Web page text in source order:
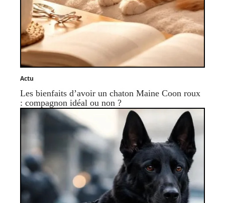
Actu
Les bienfaits d’avoir un chaton Maine Coon roux
: compagnon idéal ou non ?